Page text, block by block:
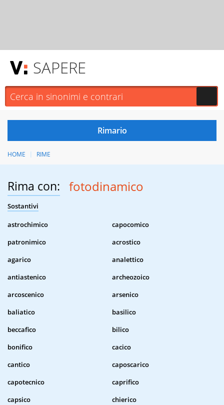
SAPERE
HOME RIME
Rima con: fotodinamico
Sostantivi
astrochimico
capocomico
patronimico
acrostico
agarico
analettico
antiastenico
archeozoico
arcoscenico
arsenico
baliatico
basilico
beccafico
bilico
bonifico
cacico
cantico
caposcarico
capotecnico
caprifico
capsico
chierico